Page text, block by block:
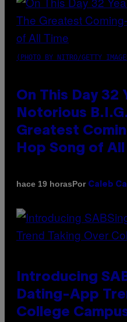
(PHOTO BY NITRO/GETTY
On This Day 32
Notorious
Greatest
Hop Song of All
hace 19 horasPor Caleb
Introducing
Dating-App
College